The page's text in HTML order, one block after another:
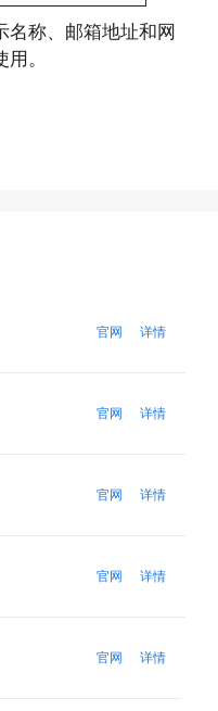
名称、邮箱地址和网
。
官网 详情
官网 详情
官网 详情
官网 详情
官网 详情